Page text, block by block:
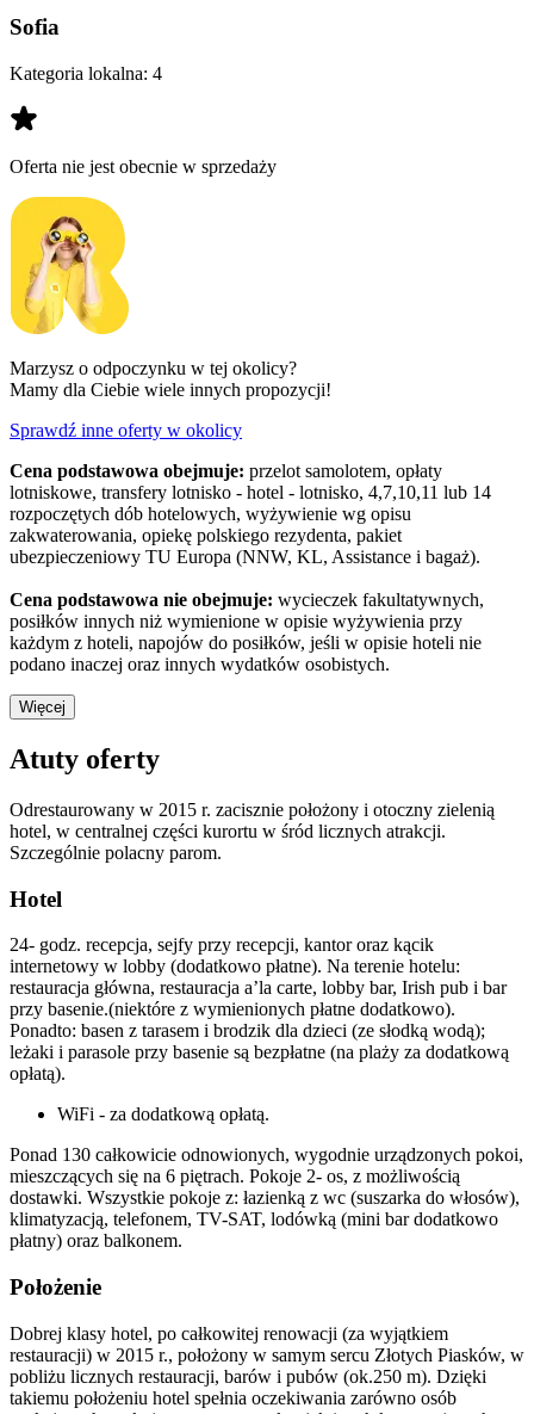
Sofia
Kategoria lokalna: 4
Oferta nie jest obecnie w sprzedaży
Marzysz o odpoczynku w tej okolicy?
Mamy dla Ciebie wiele innych propozycji!
Sprawdź inne oferty w okolicy
Cena podstawowa obejmuje: przelot samolotem, opłaty
lotniskowe, transfery lotnisko - hotel - lotnisko, 4,7,10,11 lub 14
rozpoczętych dób hotelowych, wyżywienie wg opisu
zakwaterowania, opiekę polskiego rezydenta, pakiet
ubezpieczeniowy TU Europa (NNW, KL, Assistance i bagaż).
Cena podstawowa nie obejmuje: wycieczek fakultatywnych,
posiłków innych niż wymienione w opisie wyżywienia przy
każdym z hoteli, napojów do posiłków, jeśli w opisie hoteli nie
podano inaczej oraz innych wydatków osobistych.
Więcej
Atuty oferty
Odrestaurowany w 2015 r. zacisznie położony i otoczny zielenią
hotel, w centralnej części kurortu w śród licznych atrakcji.
Szczególnie polacny parom.
Hotel
24- godz. recepcja, sejfy przy recepcji, kantor oraz kącik
internetowy w lobby (dodatkowo płatne). Na terenie hotelu:
restauracja główna, restauracja a’la carte, lobby bar, Irish pub i bar
przy basenie.(niektóre z wymienionych płatne dodatkowo).
Ponadto: basen z tarasem i brodzik dla dzieci (ze słodką wodą);
leżaki i parasole przy basenie są bezpłatne (na plaży za dodatkową
opłatą).
WiFi - za dodatkową opłatą.
Ponad 130 całkowicie odnowionych, wygodnie urządzonych pokoi,
mieszczących się na 6 piętrach. Pokoje 2- os, z możliwością
dostawki. Wszystkie pokoje z: łazienką z wc (suszarka do włosów),
klimatyzacją, telefonem, TV-SAT, lodówką (mini bar dodatkowo
płatny) oraz balkonem.
Położenie
Dobrej klasy hotel, po całkowitej renowacji (za wyjątkiem
restauracji) w 2015 r., położony w samym sercu Złotych Piasków, w
pobliżu licznych restauracji, barów i pubów (ok.250 m). Dzięki
takiemu położeniu hotel spełnia oczekiwania zarówno osób